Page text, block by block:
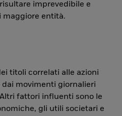
imprevedibile e
maggiore entità.
titoli correlati alle azioni
movimenti giornalieri
fattori influenti sono le
gli utili societari e